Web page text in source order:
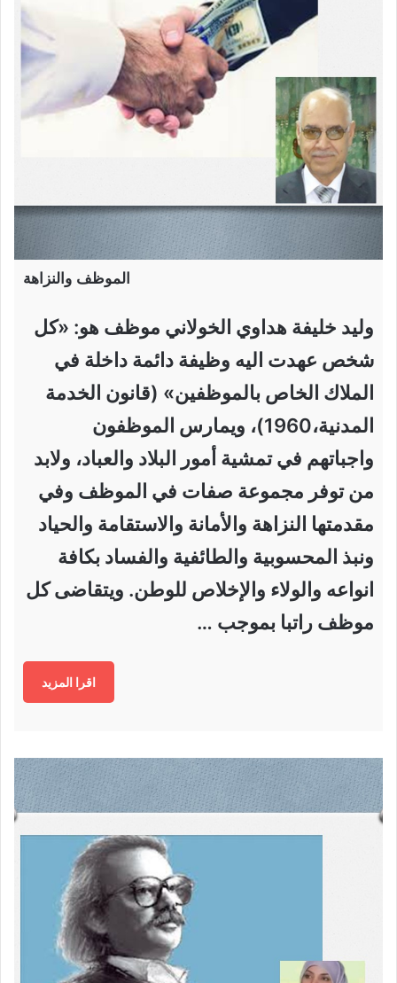
الموظف والنزاهة
وليد خليفة هداوي الخولاني موظف هو: «كل
شخص عهدت اليه وظيفة دائمة داخلة في
الملاك الخاص بالموظفين» (قانون الخدمة
المدنية،1960)، ويمارس الموظفون
واجباتهم في تمشية أمور البلاد والعباد، ولابد
من توفر مجموعة صفات في الموظف وفي
مقدمتها النزاهة والأمانة والاستقامة والحياد
ونبذ المحسوبية والطائفية والفساد بكافة
انواعه والولاء والإخلاص للوطن. ويتقاضى كل
موظف راتبا بموجب …
اقرا المزيد